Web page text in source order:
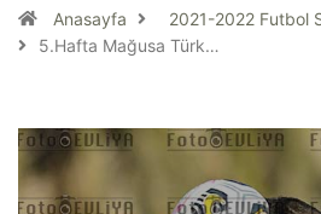
Anasayfa
2021-2022 Futbol
5.Hafta Mağusa Türk…